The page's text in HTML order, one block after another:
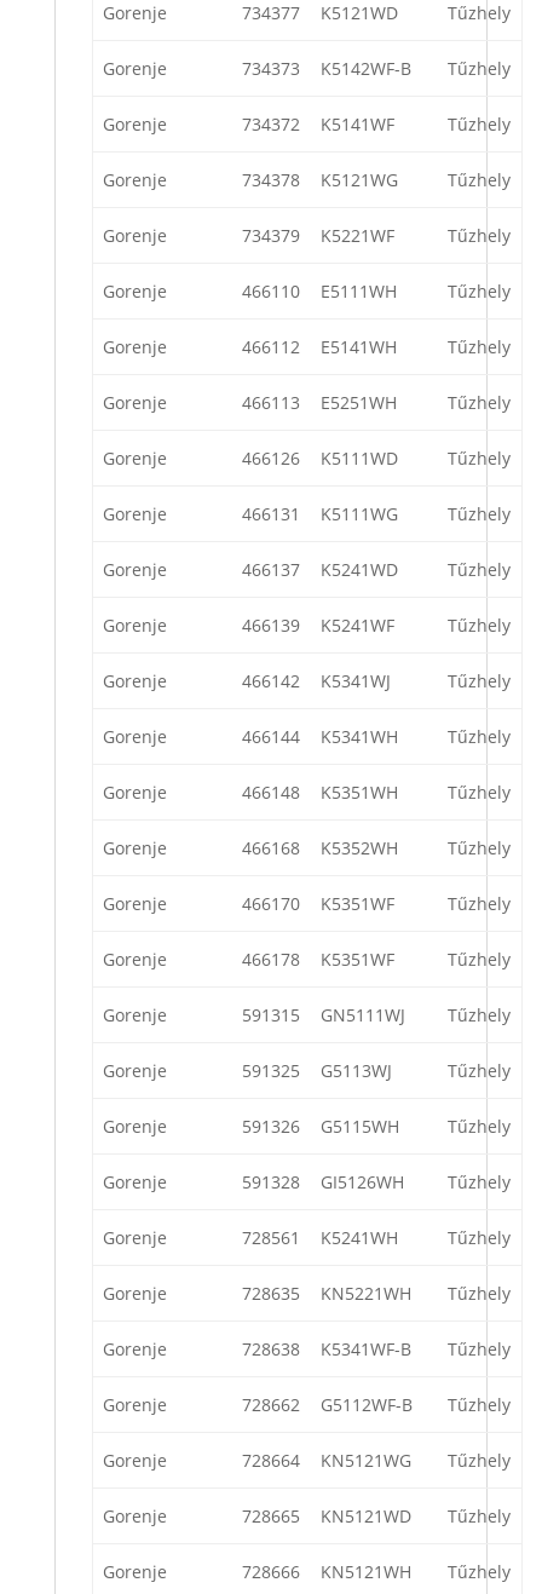
Gorenje 734377 K5121WD Tűzhely
Gorenje 734373 K5142WF-B Tűzhely
Gorenje 734372 K5141WF Tűzhely
Gorenje 734378 K5121WG Tűzhely
Gorenje 734379 K5221WF Tűzhely
Gorenje 466110 E5111WH Tűzhely
Gorenje 466112 E5141WH Tűzhely
Gorenje 466113 E5251WH Tűzhely
Gorenje 466126 K5111WD Tűzhely
Gorenje 466131 K5111WG Tűzhely
Gorenje 466137 K5241WD Tűzhely
Gorenje 466139 K5241WF Tűzhely
Gorenje 466142 K5341WJ Tűzhely
Gorenje 466144 K5341WH Tűzhely
Gorenje 466148 K5351WH Tűzhely
Gorenje 466168 K5352WH Tűzhely
Gorenje 466170 K5351WF Tűzhely
Gorenje 466178 K5351WF Tűzhely
Gorenje 591315 GN5111WJ Tűzhely
Gorenje 591325 G5113WJ Tűzhely
Gorenje 591326 G5115WH Tűzhely
Gorenje 591328 GI5126WH Tűzhely
Gorenje 728561 K5241WH Tűzhely
Gorenje 728635 KN5221WH Tűzhely
Gorenje 728638 K5341WF-B Tűzhely
Gorenje 728662 G5112WF-B Tűzhely
Gorenje 728664 KN5121WG Tűzhely
Gorenje 728665 KN5121WD Tűzhely
Gorenje 728666 KN5121WH Tűzhely